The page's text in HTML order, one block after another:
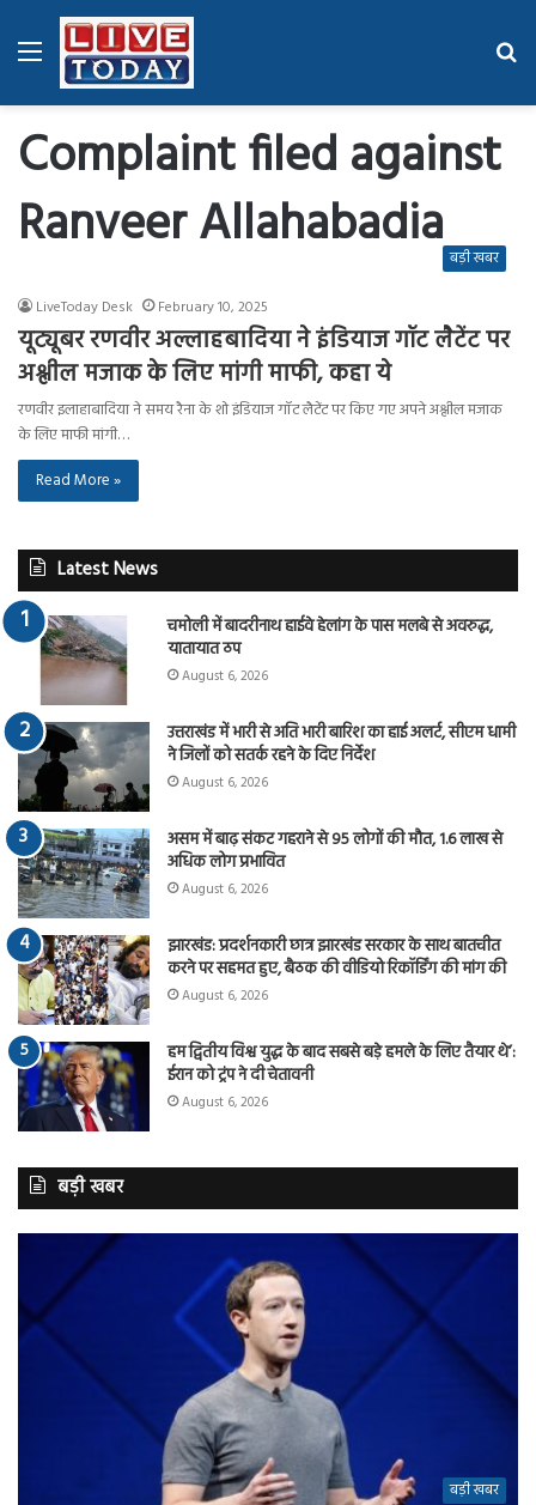
Menu
Complaint filed against
Ranveer Allahabadia बड़ी खबर
LiveToday Desk February 10, 2025
यूट्यूबर रणवीर अल्लाहबादिया ने इंडियाज गॉट लैटेंट पर
अश्लील मजाक के लिए मांगी माफी, कहा ये
रणवीर इलाहाबादिया ने समय रैना के शो इंडियाज गॉट लैटेंट पर किए गए अपने अश्लील मजाक
के लिए माफी मांगी…
Read More »
Latest News
चमोली में बादरीनाथ हाईवे हेलांग के पास मलबे से अवरुद्ध,
यातायात ठप
August 6, 2026
उत्तराखंड में भारी से अति भारी बारिश का हाई अलर्ट, सीएम धामी
ने जिलों को सतर्क रहने के दिए निर्देश
August 6, 2026
असम में बाढ़ संकट गहराने से 95 लोगों की मौत, 1.6 लाख से
अधिक लोग प्रभावित
August 6, 2026
झारखंड: प्रदर्शनकारी छात्र झारखंड सरकार के साथ बातचीत
करने पर सहमत हुए, बैठक की वीडियो रिकॉर्डिंग की मांग की
August 6, 2026
हम द्वितीय विश्व युद्ध के बाद सबसे बड़े हमले के लिए तैयार थे’:
ईरान को ट्रंप ने दी चेतावनी
August 6, 2026
बड़ी खबर
बड़ी खबर